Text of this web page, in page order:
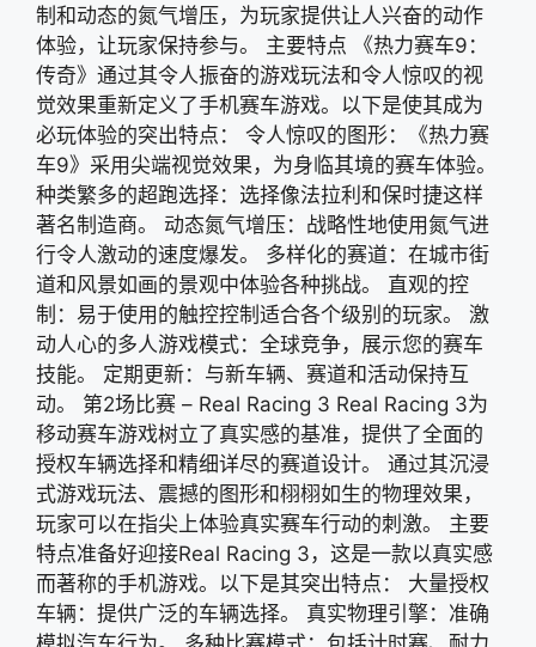
制和动态的氮气增压，为玩家提供让人兴奋的动作
体验，让玩家保持参与。 主要特点 《热力赛车9：
传奇》通过其令人振奋的游戏玩法和令人惊叹的视
觉效果重新定义了手机赛车游戏。以下是使其成为
必玩体验的突出特点： 令人惊叹的图形：《热力赛
车9》采用尖端视觉效果，为身临其境的赛车体验。
种类繁多的超跑选择：选择像法拉利和保时捷这样
著名制造商。 动态氮气增压：战略性地使用氮气进
行令人激动的速度爆发。 多样化的赛道：在城市街
道和风景如画的景观中体验各种挑战。 直观的控
制：易于使用的触控控制适合各个级别的玩家。 激
动人心的多人游戏模式：全球竞争，展示您的赛车
技能。 定期更新：与新车辆、赛道和活动保持互
动。 第2场比赛 – Real Racing 3 Real Racing 3为
移动赛车游戏树立了真实感的基准，提供了全面的
授权车辆选择和精细详尽的赛道设计。 通过其沉浸
式游戏玩法、震撼的图形和栩栩如生的物理效果，
玩家可以在指尖上体验真实赛车行动的刺激。 主要
特点准备好迎接Real Racing 3，这是一款以真实感
而著称的手机游戏。以下是其突出特点： 大量授权
车辆：提供广泛的车辆选择。 真实物理引擎：准确